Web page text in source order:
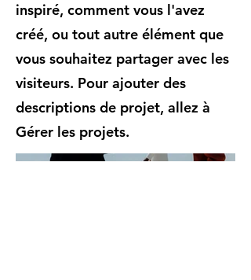
inspiré, comment vous l'avez
créé, ou tout autre élément que
vous souhaitez partager avec les
visiteurs. Pour ajouter des
descriptions de projet, allez à
Gérer les projets.